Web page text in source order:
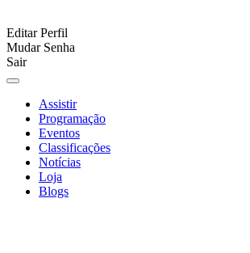
Editar Perfil
Mudar Senha
Sair
Assistir
Programação
Eventos
Classificações
Notícias
Loja
Blogs